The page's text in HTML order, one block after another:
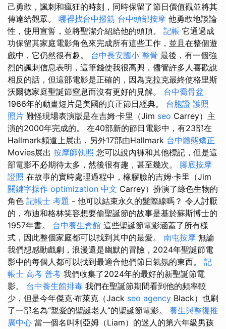
己勇敢，諷刺和瘋狂的時刻，同時保留了節日價值觀並將其
傳達給觀眾。 哪裡找台中撥筋 台中頭部按摩 他勇敢地談論
性，使用宣誓，並將聖潔介紹給他的頭頂。 記帳 它通過成
功保留其家庭電影角色來完成所有這些工作，並且在整個遊
戲中，它仍然很有趣。 台中長安國小 整骨 最後，有一個強
烈的諷刺信息表明，這筆錢使我很高興，儘管許多人喜歡說
相反的話，但這部電影是正確的，因為克拉克最終使格里斯
沃爾德家庭聖誕節窒息而沒有更好的見解。 台中喬骨盆
1966年的動畫短片是美國的真正節日經典。 台胞證 護照
照片 難怪現場表演版是在吉姆·卡里（Jim seo Carrey）主
演的2000年完成的。 在40部新的節日電影中，有23部在
Hallmark頻道上展出，另外17部由Hallmark 台中體態矯正
Movies展出 按摩師執照 您可以說內褲和其他標記，但是這
部電影不必期待太多，然後很有趣，甚至幾次。 腳底按摩
證照 在故事的實時處理過程中，橡膠臉的吉姆·卡里（Jim
關鍵字操作 optimization 中文 Carrey）扮演了綠色生物的
角色 記帳士 考題 - 他可以結束永久的髮際線嗎？ 令人討厭
的，布迪和格林笑容想要偷聖誕節的故事是基於蘇斯博士的
1957年書。 台中養生會館 這些聖誕節電影涵蓋了所有樣
式，因此整個家庭都可以找到其中的最愛。 南屯按摩 無論
我們想感動戲劇，浪漫還是幽默的冒險，2024年聖誕節電
影中的每個人都可以找到最適合他們節日氣氛的東西。 記
帳士 高考 普考 我們收集了2024年的最好的新聖誕節電
影。 台中養生館排毒 我們在聖誕節期間看到他的頻率較
少，但是今年傑克·布萊克（Jack seo agency Black）也刷
了一部名為“親愛的聖誕老人”的聖誕節電影。 養生與整復推
廣中心 當一個名叫利亞姆（Liam）的迷人的第六年級男孩